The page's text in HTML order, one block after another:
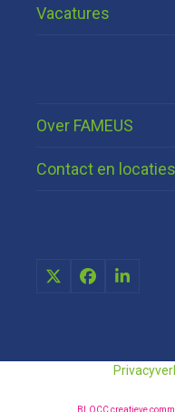
Vacatures
Over FAMEUS
Contact en locaties
X FacebookLinkedIn
BLOCC creatieve